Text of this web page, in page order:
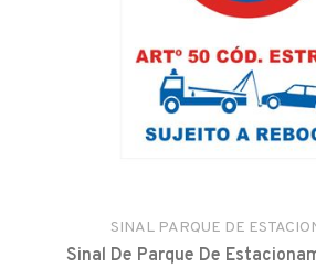
SINAL PARQUE DE
Sinal De Parque De